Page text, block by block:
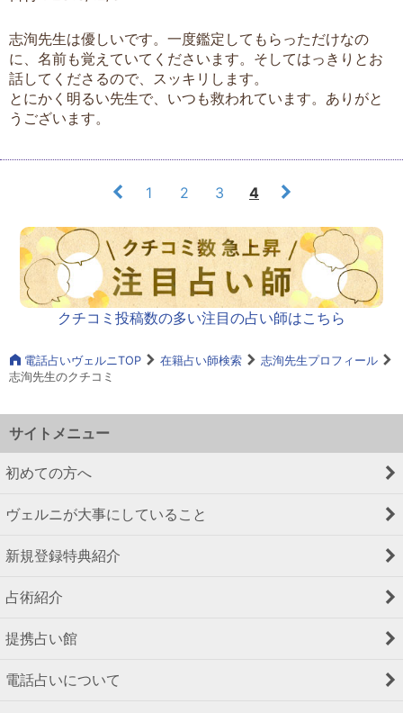
志洵先生は優しいです。一度鑑定してもらっただけなの
に、名前も覚えていてくださいます。そしてはっきりとお
話してくださるので、スッキリします。
とにかく明るい先生で、いつも救われています。ありがと
うございます。
1 2 3 4
クチコミ投稿数の多い注目の占い師はこちら
電話占いヴェルニTOP 在籍占い師検索
志洵先生プロフィール
志洵先生のクチコミ
サイトメニュー
初めての方へ
ヴェルニが大事にしていること
新規登録特典紹介
占術紹介
提携占い館
電話占いについて